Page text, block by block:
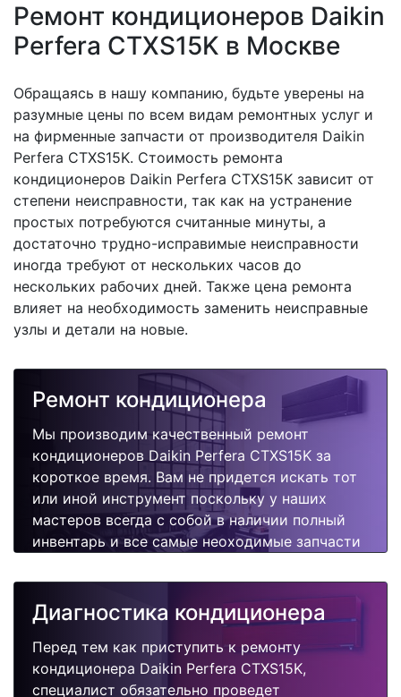
Ремонт кондиционеров Daikin
Perfera CTXS15K в Москве
Обращаясь в нашу компанию, будьте уверены на
разумные цены по всем видам ремонтных услуг и
на фирменные запчасти от производителя Daikin
Perfera CTXS15K. Стоимость ремонта
кондиционеров Daikin Perfera CTXS15K зависит от
степени неисправности, так как на устранение
простых потребуются считанные минуты, а
достаточно трудно-исправимые неисправности
иногда требуют от нескольких часов до
нескольких рабочих дней. Также цена ремонта
влияет на необходимость заменить неисправные
узлы и детали на новые.
Ремонт кондиционера
Мы производим качественный ремонт
кондиционеров Daikin Perfera CTXS15K за
короткое время. Вам не придется искать тот
или иной инструмент поскольку у наших
мастеров всегда с собой в наличии полный
инвентарь и все самые неоходимые запчасти
быстро, качественно и недорого.
Диагностика кондиционера
Перед тем как приступить к ремонту
кондиционера Daikin Perfera CTXS15K,
специалист обязательно проведет